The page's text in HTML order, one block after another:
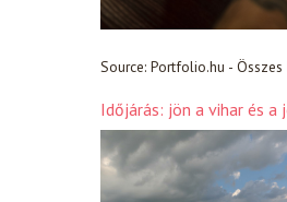
Source: Portfolio.hu - Összes
Időjárás: jön a vihar és